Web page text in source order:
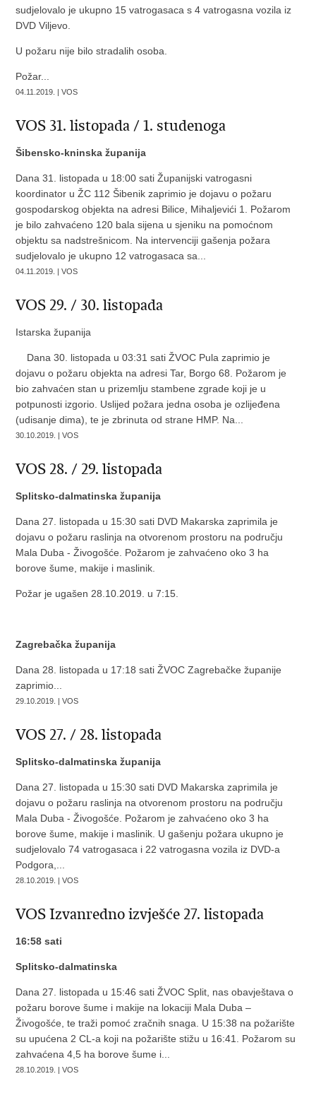
sudjelovalo je ukupno 15 vatrogasaca s 4 vatrogasna vozila iz
DVD Viljevo.
U požaru nije bilo stradalih osoba.
Požar...
04.11.2019. | VOS
VOS 31. listopada / 1. studenoga
Šibensko-kninska županija
Dana 31. listopada u 18:00 sati Županijski vatrogasni
koordinator u ŽC 112 Šibenik zaprimio je dojavu o požaru
gospodarskog objekta na adresi Bilice, Mihaljevići 1. Požarom
je bilo zahvaćeno 120 bala sijena u sjeniku na pomoćnom
objektu sa nadstrešnicom. Na intervenciji gašenja požara
sudjelovalo je ukupno 12 vatrogasaca sa...
04.11.2019. | VOS
VOS 29. / 30. listopada
Istarska županija
Dana 30. listopada u 03:31 sati ŽVOC Pula zaprimio je
dojavu o požaru objekta na adresi Tar, Borgo 68. Požarom je
bio zahvaćen stan u prizemlju stambene zgrade koji je u
potpunosti izgorio. Uslijed požara jedna osoba je ozlijeđena
(udisanje dima), te je zbrinuta od strane HMP. Na...
30.10.2019. | VOS
VOS 28. / 29. listopada
Splitsko-dalmatinska županija
Dana 27. listopada u 15:30 sati DVD Makarska zaprimila je
dojavu o požaru raslinja na otvorenom prostoru na području
Mala Duba - Živogošće. Požarom je zahvaćeno oko 3 ha
borove šume, makije i maslinik.
Požar je ugašen 28.10.2019. u 7:15.
Zagrebačka županija
Dana 28. listopada u 17:18 sati ŽVOC Zagrebačke županije
zaprimio...
29.10.2019. | VOS
VOS 27. / 28. listopada
Splitsko-dalmatinska županija
Dana 27. listopada u 15:30 sati DVD Makarska zaprimila je
dojavu o požaru raslinja na otvorenom prostoru na području
Mala Duba - Živogošće. Požarom je zahvaćeno oko 3 ha
borove šume, makije i maslinik. U gašenju požara ukupno je
sudjelovalo 74 vatrogasaca i 22 vatrogasna vozila iz DVD-a
Podgora,...
28.10.2019. | VOS
VOS Izvanredno izvješće 27. listopada
16:58 sati
Splitsko-dalmatinska
Dana 27. listopada u 15:46 sati ŽVOC Split, nas obavještava o
požaru borove šume i makije na lokaciji Mala Duba –
Živogošće, te traži pomoć zračnih snaga. U 15:38 na požarište
su upućena 2 CL-a koji na požarište stižu u 16:41. Požarom su
zahvaćena 4,5 ha borove šume i...
28.10.2019. | VOS